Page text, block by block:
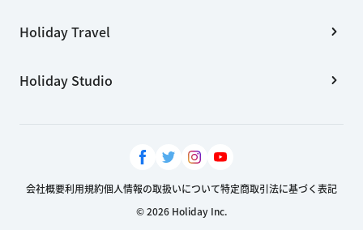
Holiday Travel
Holiday Studio
会社概要利用規約個人情報の取扱いについて特定商取引法に基づく表記
© 2026 Holiday Inc.